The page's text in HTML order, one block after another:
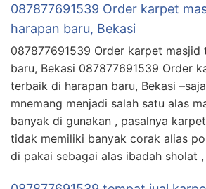
087877691539 Order karpet
harapan baru, Bekasi
087877691539 Order karpet masjid
baru, Bekasi 087877691539 Order
terbaik di harapan baru, Bekasi
mnemang menjadi salah satu alas
banyak di gunakan , pasalnya
tidak memiliki banyak corak alias
di pakai sebagai alas ibadah sholat